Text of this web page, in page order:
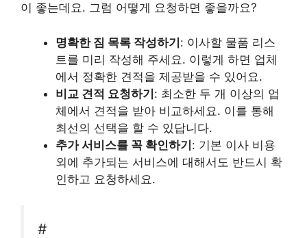
이 좋는데요. 그럼 어떻게 요청하면 좋을까요?
명확한 짐 목록 작성하기: 이사할 물품 리스
트를 미리 작성해 주세요. 이렇게 하면 업체
에서 정확한 견적을 제공받을 수 있어요.
비교 견적 요청하기: 최소한 두 개 이상의 업
체에서 견적을 받아 비교하세요. 이를 통해
최선의 선택을 할 수 있답니다.
추가 서비스를 꼭 확인하기: 기본 이사 비용
외에 추가되는 서비스에 대해서도 반드시 확
인하고 요청하세요.
#